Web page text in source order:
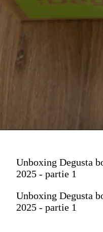
Unboxing Degusta
2025 - partie 1
Unboxing Degusta
2025 - partie 1